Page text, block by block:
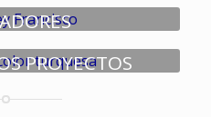
PROYECTOS